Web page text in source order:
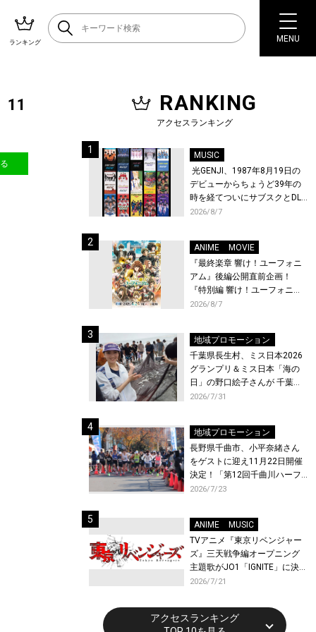
ランキング MENU
11 RANKING
アクセスランキング
MUSIC
光GENJI、1987年8月19日の
デビューからちょうど39年の
時を経てついにサブスクとDL
配信が解禁！
2026/8/7
ANIME
MOVIE
『最終楽章 響け！ユーフォニ
アム』後編公開直前企画！
『特別編 響け！ユーフォニア
ム〜アンサンブルコンテス
映が決定！
2026/8/7
地域プロモーション
千葉県長生村、ミス日本2026
グランプリ＆ミス日本「海の
日」の野口絵子さんが 千葉県
唯一の村・長生村で地引網を
2026/7/31
地域プロモーション
長野県千曲市、小平奈緒さん
をゲストに迎え11月22日開催
決定！「第12回千曲川ハーフ
マラソン」エントリー受付開
2026/7/23
ANIME
MUSIC
TVアニメ『東京リベンジャー
ズ』三天戦争編オープニング
主題歌がJO1「IGNITE」に決
定！メンバー全員から喜びと
トが到着！9月に東京・大阪で
先行上映会を開催！
2026/7/21
アクセスランキング